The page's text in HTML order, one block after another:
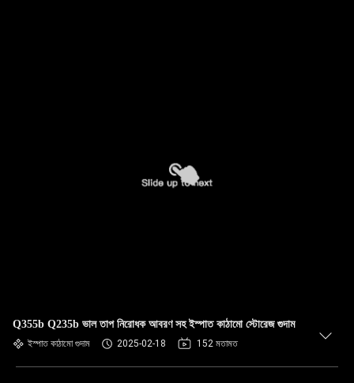
Q355b Q235b ভাল তাপ নিরোধক আবরণ সহ ইস্পাত কাঠামো স্টোরেজ গুদাম
ইস্পাত কাঠামো গুদাম 2025-02-18 152 মতামত